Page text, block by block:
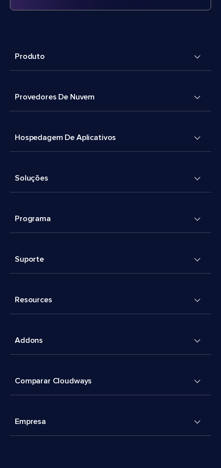
Produto
Provedores De Nuvem
Hospedagem De Aplicativos
Soluções
Programa
Suporte
Resources
Addons
Comparar Cloudways
Empresa